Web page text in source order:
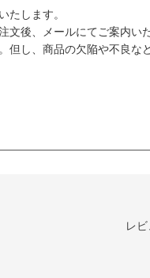
たします。
後、メールにてご案内い
但し、商品の欠陥や不良
レ